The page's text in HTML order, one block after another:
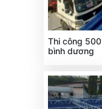
Thi công
bình dương